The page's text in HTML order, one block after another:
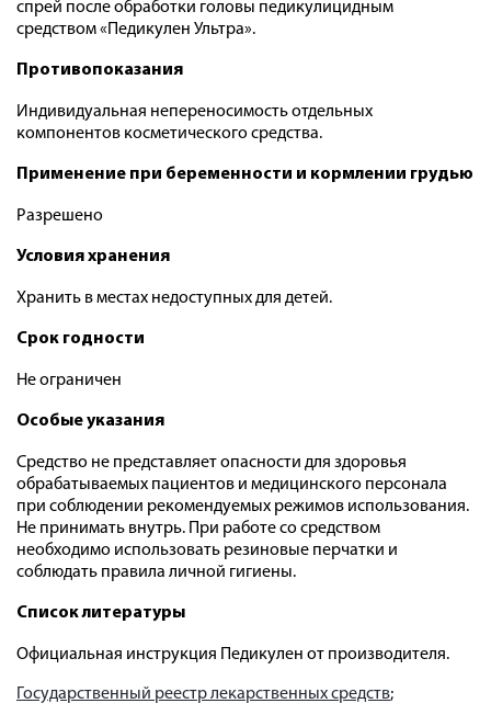
спрей после обработки головы педикулицидным
средством «Педикулен Ультра».
Противопоказания
Индивидуальная непереносимость отдельных
компонентов косметического средства.
Применение при беременности и кормлении грудью
Разрешено
Условия хранения
Хранить в местах недоступных для детей.
Срок годности
Не ограничен
Особые указания
Средство не представляет опасности для здоровья
обрабатываемых пациентов и медицинского персонала
при соблюдении рекомендуемых режимов использования.
Не принимать внутрь. При работе со средством
необходимо использовать резиновые перчатки и
соблюдать правила личной гигиены.
Список литературы
Официальная инструкция Педикулен от производителя.
Государственный реестр лекарственных средств;